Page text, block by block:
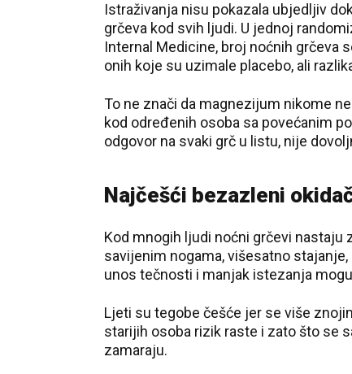
Istraživanja nisu pokazala ubjedljiv
grčeva kod svih ljudi. U jednoj
Internal Medicine, broj noćnih grčeva
onih koje su uzimale placebo, ali
To ne znači da magnezijum nikome
kod određenih osoba sa povećanim
odgovor na svaki grč u listu, nije
Najčešći bezazleni
Kod mnogih ljudi noćni grčevi nastaju
savijenim nogama, višesatno
unos tečnosti i manjak istezanja
Ljeti su tegobe češće jer se više
starijih osoba rizik raste i zato što se
zamaraju.